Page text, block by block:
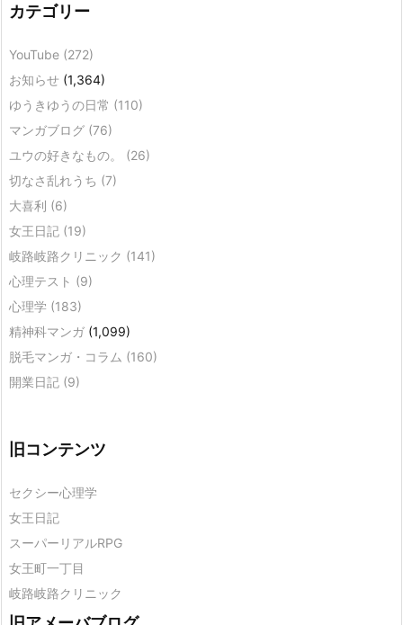
カテゴリー
YouTube (272)
お知らせ (1,364)
ゆうきゆうの日常 (110)
マンガブログ (76)
ユウの好きなもの。 (26)
切なさ乱れうち (7)
大喜利 (6)
女王日記 (19)
岐路岐路クリニック (141)
心理テスト (9)
心理学 (183)
精神科マンガ (1,099)
脱毛マンガ・コラム (160)
開業日記 (9)
旧コンテンツ
セクシー心理学
女王日記
スーパーリアルRPG
女王町一丁目
岐路岐路クリニック